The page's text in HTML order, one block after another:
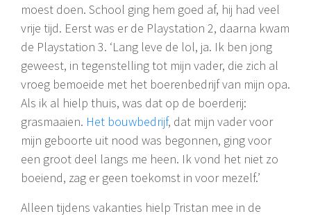
moest doen. School ging hem goed af, hij had veel
vrije tijd. Eerst was er de Playstation 2, daarna kwam
de Playstation 3. ‘Lang leve de lol, ja. Ik ben jong
geweest, in tegenstelling tot mijn vader, die zich al
vroeg bemoeide met het boerenbedrijf van mijn opa.
Als ik al hielp thuis, was dat op de boerderij:
grasmaaien. Het bouwbedrijf, dat mijn vader voor
mijn geboorte uit nood was begonnen, ging voor
een groot deel langs me heen. Ik vond het niet zo
boeiend, zag er geen toekomst in voor mezelf.’
Alleen tijdens vakanties hielp Tristan mee in de